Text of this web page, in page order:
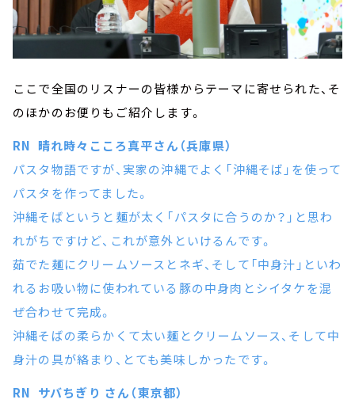
ここで全国のリスナーの皆様からテーマに寄せられた、そ
のほかのお便りもご紹介します。
RN 晴れ時々こころ真平さん（兵庫県）
パスタ物語ですが、実家の沖縄でよく「沖縄そば」を使って
パスタを作ってました。
沖縄そばというと麺が太く「パスタに合うのか？」と思わ
れがちですけど、これが意外といけるんです。
茹でた麺にクリームソースとネギ、そして「中身汁」といわ
れるお吸い物に使われている豚の中身肉とシイタケを混
ぜ合わせて完成。
沖縄そばの柔らかくて太い麺とクリームソース、そして中
身汁の具が絡まり、とても美味しかったです。
RN サバちぎり さん（東京都）